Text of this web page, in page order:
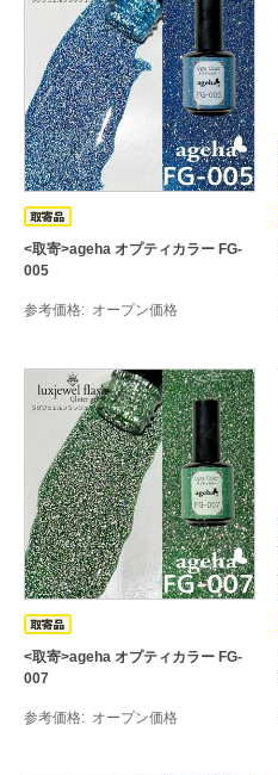
<取寄>ageha オプティカラー FG-
005
参考価格 オープン価格
<取寄>ageha オプティカラー FG-
007
参考価格 オープン価格